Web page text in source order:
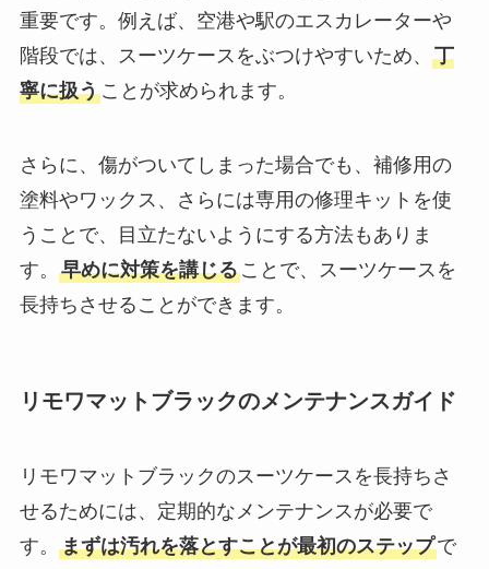
重要です。例えば、空港や駅のエスカレーターや
階段では、スーツケースをぶつけやすいため、 丁
寧に扱うことが求められます。
さらに、傷がついてしまった場合でも、補修用の
塗料やワックス、さらには専用の修理キットを使
うことで、目立たないようにする方法もありま
す。 早めに対策を講じることで、スーツケースを
長持ちさせることができます。
リモワマットブラックのメンテナンスガイド
リモワマットブラックのスーツケースを長持ちさ
せるためには、定期的なメンテナンスが必要で
す。 まずは汚れを落とすことが最初のステップで